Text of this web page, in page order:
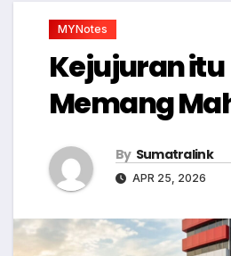
MYNotes
Kejujuran itu
Memang
By Sumatralink
APR 25, 2026